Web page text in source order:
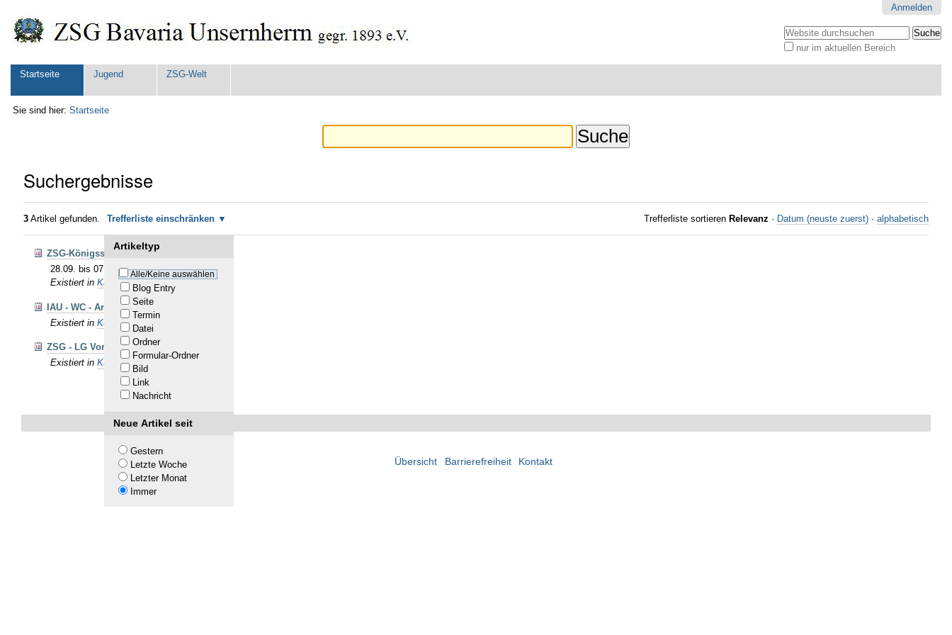
zum
Inhalt
|
zur
Navigation
Werkzeuge
Anmelden
Website durchsuchen
nur im aktuellen Bereich
Suche…
Sektionen
Startseite Jugend ZSG-Welt
Sie sind hier: Startseite
Suchergebnisse
3 Artikel gefunden. Trefferliste einschränken
Artikeltyp
Alle/Keine auswählen
Blog Entry
Seite
Termin
Datei
Ordner
Formular-Ordner
Bild
Link
Nachricht
Neue Artikel seit
Gestern
Letzte Woche
Letzter Monat
Immer
Trefferliste sortieren Relevanz · Datum (neuste zuerst) · alphabetisch
ZSG-Königsschießen - Kirchweih
28.09. bis 07.10.25 - verlängert bis 14.10.25
Existiert in Kalender
IAU - WC - Armbrust Match
Existiert in Kalender
ZSG - LG Vorbereitungs-Wettkampf
Existiert in Kalender
Übersicht Barrierefreiheit Kontakt